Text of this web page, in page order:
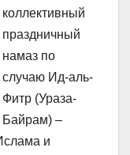
коллективный
праздничный
намаз по
случаю Ид-аль-
Фитр (Ураза-
Байрам) –
и